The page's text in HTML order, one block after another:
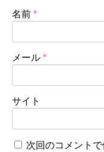
名前 *
メール *
サイト
次回のコメント